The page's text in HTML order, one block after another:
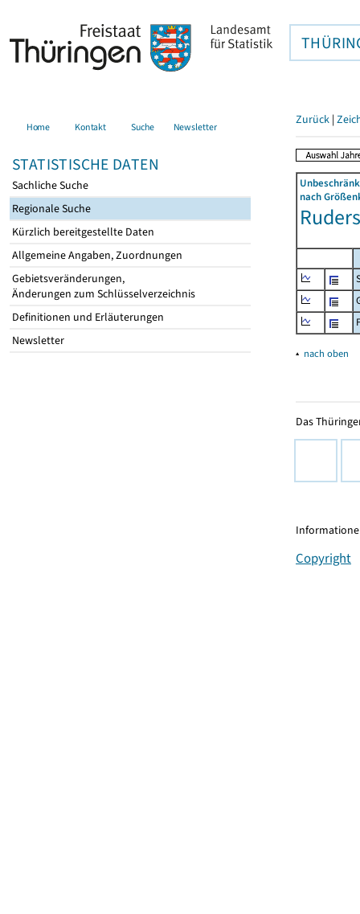
Home Kontakt Suche Newsletter
STATISTISCHE DATEN
Sachliche Suche
Regionale Suche
Kürzlich bereitgestellte Daten
Allgemeine Angaben, Zuordnungen
Gebietsveränderungen,
Änderungen zum Schlüsselverzeichnis
Definitionen und Erläuterungen
Newsletter
Zurück |
nach
▴ nach oben
Das
Copyright